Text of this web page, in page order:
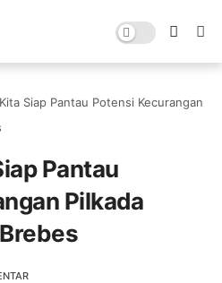
Siap Pantau Potensi Kecurangan
Pantau
Pilkada